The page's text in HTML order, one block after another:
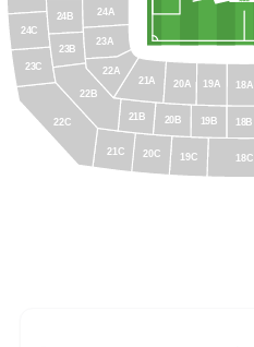
18C
19C
20C
21C
22C
23C
24C
18A
19A
20A
21A
22A
23A
24A
18B
19B
20B
21B
22B
23B
24B